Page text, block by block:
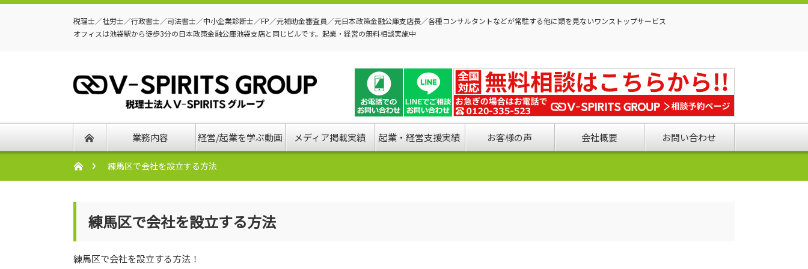
税理士／社労士／行政書士／司法書士／中小企業診断士／FP／元補助金審査員／元日本政策金融公庫支店長／各種コンサルタントなどが常駐する他に類を見ないワンストップサービス
オフィスは池袋駅から徒歩3分の日本政策金融公庫池袋支店と同じビルです。起業・経営の無料相談実施中
業務内容 経営/起業を学ぶ動画 メディア掲載実績 起業・経営支援実績 お客様の声 会社概要 お問い合わせ
練馬区で会社を設立する方法
練馬区で会社を設立する方法
練馬区で会社を設立する方法！